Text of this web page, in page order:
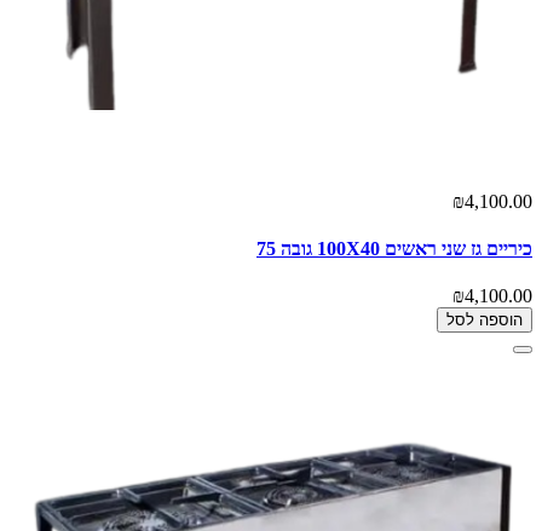
₪4,100.00
כיריים גז שני ראשים 100X40 גובה 75
₪4,100.00
הוספה לסל